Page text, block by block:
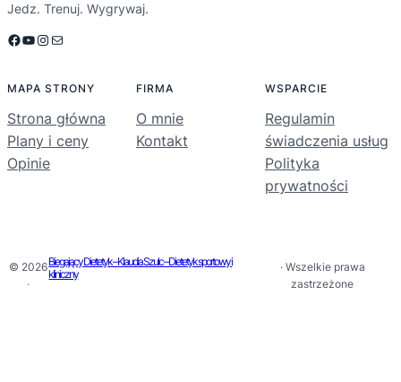
Jedz. Trenuj. Wygrywaj.
Facebook YouTube Instagram Mail
MAPA STRONY
Strona główna
Plany i ceny
Opinie
FIRMA
O mnie
Kontakt
WSPARCIE
Regulamin
świadczenia usług
Polityka
prywatności
© 2026
·
Biegający Dietetyk – Klaudia Szulc – Dietetyk sportowy i
kliniczny
· Wszelkie prawa
zastrzeżone